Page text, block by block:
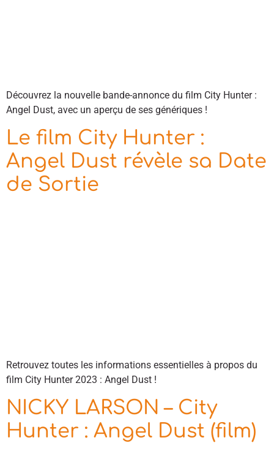
Découvrez la nouvelle bande-annonce du film City Hunter :
Angel Dust, avec un aperçu de ses génériques !
Le film City Hunter :
Angel Dust révèle sa Date
de Sortie
Retrouvez toutes les informations essentielles à propos du
film City Hunter 2023 : Angel Dust !
NICKY LARSON – City
Hunter : Angel Dust (film)